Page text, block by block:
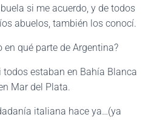
si me acuerdo, y de todos
abuelos, también los conocí.
en qué parte de Argentina?
todos estaban en Bahía Blanca
Mar del Plata.
italiana hace ya…(ya